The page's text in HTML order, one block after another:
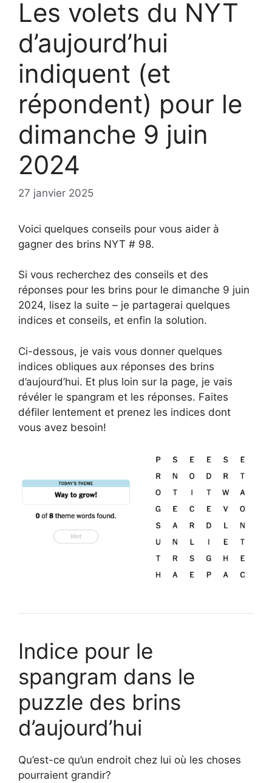
Les volets du NYT
d’aujourd’hui
indiquent (et
répondent) pour le
dimanche 9 juin
2024
27 janvier 2025
Voici quelques conseils pour vous aider à
gagner des brins NYT # 98.
Si vous recherchez des conseils et des
réponses pour les brins pour le dimanche 9 juin
2024, lisez la suite – je partagerai quelques
indices et conseils, et enfin la solution.
Ci-dessous, je vais vous donner quelques
indices obliques aux réponses des brins
d’aujourd’hui. Et plus loin sur la page, je vais
révéler le spangram et les réponses. Faites
défiler lentement et prenez les indices dont
vous avez besoin!
Indice pour le
spangram dans le
puzzle des brins
d’aujourd’hui
Qu’est-ce qu’un endroit chez lui où les choses
pourraient grandir?